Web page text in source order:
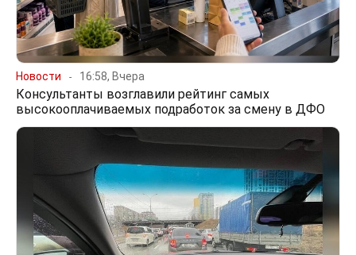
Новости 16:58, Вчера
Консультанты возглавили рейтинг самых
высокооплачиваемых подработок за смену в ДФО